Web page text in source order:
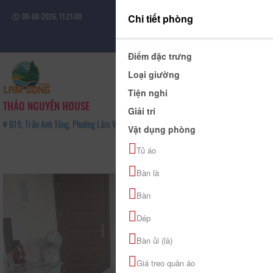
08-08-2026, 11:21:00
Đăng nhập
THẢO NGUYÊN HOUSE
B19, Trần Anh Tông, Phường Lâm Viên - Đà Lạt, Tỉnh Lâm Đồng - 0903008735
Chi tiết phòng
Điểm đặc trưng
Loại giường
Tiện nghi
Giải trí
Vật dụng phòng
Tủ áo
Bàn là
Bàn
Dép
Bàn ủi (là)
Giá treo quần áo